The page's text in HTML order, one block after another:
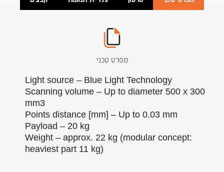
מפרט טכני
Light source – Blue Light Technology
Scanning volume – Up to diameter 500 x 300
mm3
Points distance [mm] – Up to 0.03 mm
Payload – 20 kg
Weight – approx. 22 kg (modular concept:
heaviest part 11 kg)